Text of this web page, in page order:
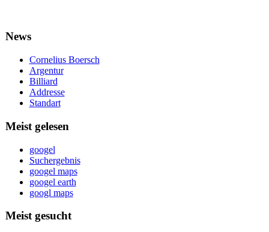
News
Cornelius Boersch
Argentur
Billiard
Addresse
Standart
Meist gelesen
googel
Suchergebnis
googel maps
googel earth
googl maps
Meist gesucht